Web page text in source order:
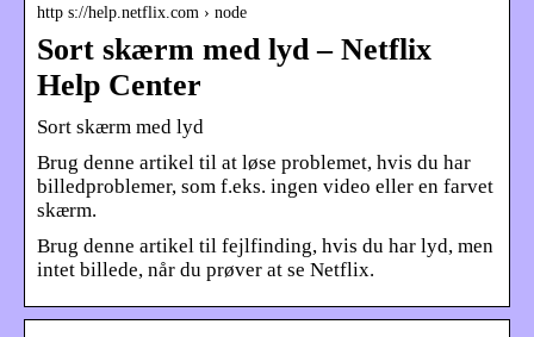
http s://help.netflix.com › node
Sort skærm med lyd – Netflix
Help Center
Sort skærm med lyd
Brug denne artikel til at løse problemet, hvis du har
billedproblemer, som f.eks. ingen video eller en farvet
skærm.
Brug denne artikel til fejlfinding, hvis du har lyd, men
intet billede, når du prøver at se Netflix.